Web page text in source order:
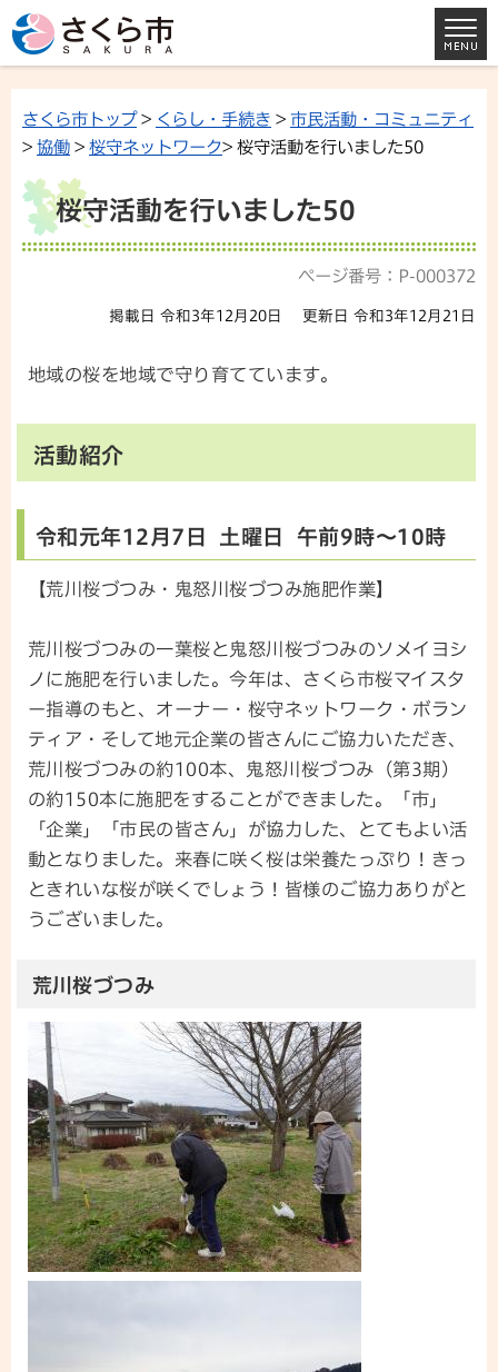
さくら市トップ> くらし・手続き > 市民活動・コミュニティ
> 協働 > 桜守ネットワーク> 桜守活動を行いました50
桜守活動を行いました50
ページ番号：P-000372
掲載日 令和3年12月20日 更新日 令和3年12月21日
地域の桜を地域で守り育てています。
活動紹介
令和元年12月7日 土曜日 午前9時～10時
【荒川桜づつみ・鬼怒川桜づつみ施肥作業】
荒川桜づつみの一葉桜と鬼怒川桜づつみのソメイヨシ
ノに施肥を行いました。今年は、さくら市桜マイスタ
ー指導のもと、オーナー・桜守ネットワーク・ボラン
ティア・そして地元企業の皆さんにご協力いただき、
荒川桜づつみの約100本、鬼怒川桜づつみ（第3期）
の約150本に施肥をすることができました。「市」
「企業」「市民の皆さん」が協力した、とてもよい活
動となりました。来春に咲く桜は栄養たっぷり！きっ
ときれいな桜が咲くでしょう！皆様のご協力ありがと
うございました。
荒川桜づつみ